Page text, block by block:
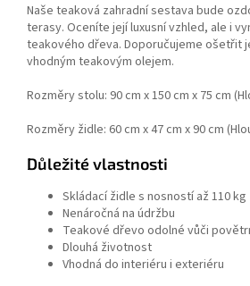
Naše teaková zahradní sestava bude
terasy. Oceníte její luxusní vzhled, ale i
teakového dřeva. Doporučujeme ošetřit
vhodným teakovým olejem.
Rozměry stolu: 90 cm x 150 cm x 75 cm
Rozměry židle: 60 cm x 47 cm x 90 cm
Důležité vlastnosti
Skládací židle s nosností až 110 kg
Nenáročná na údržbu
Teakové dřevo odolné vůči
Dlouhá životnost
Vhodná do interiéru i exteriéru